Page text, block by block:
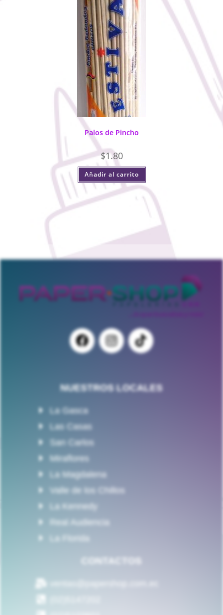
Palos de Pincho
$1.80
Añadir al carrito
NUESTROS LOCALES
La Gasca
Las Casas
San Carlos
Miraflores
La Magdalena
Valle de los Chillos
La Kennedy
Real Audiencia
La Florida
CONTACTOS